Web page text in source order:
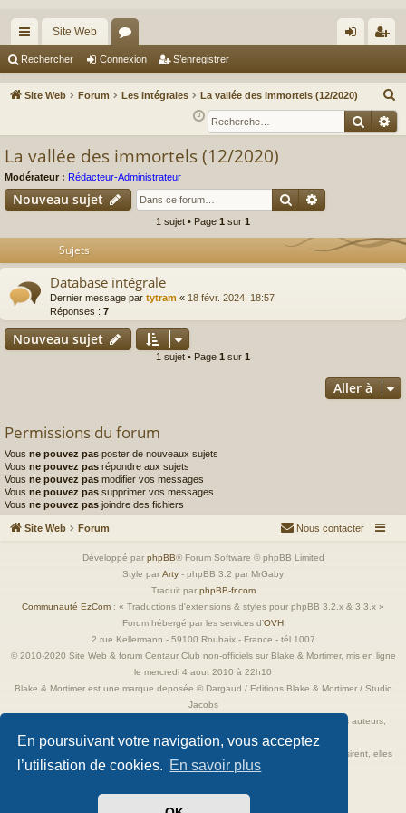
En poursuivant votre navigation, vous acceptez
l’utilisation de cookies. En savoir plus
cc
ès
Site Web
or
u ne
xi
nr
eg
Rechercher Connexion S’enregistrer
Site Web Forum Les intégrales La vallée des immortels (12/2020)
e
c
La vallée des immortels (12/2020)
Modérateur : Rédacteur-Administrateur
Nouveau sujet Rechercher
1 sujet • Page 1 sur 1
Sujets
Database intégrale
Dernier message par tytram « 18 févr. 2024, 18:57
Réponses : 7
Nouveau sujet
1 sujet • Page 1 sur 1
Aller à
Permissions du forum
Vous ne pouvez pas poster de nouveaux sujets
Vous ne pouvez pas répondre aux sujets
Vous ne pouvez pas modifier vos messages
Vous ne pouvez pas supprimer vos messages
Vous ne pouvez pas joindre des fichiers
Site Web Forum Nous contacter
Développé par phpBB® Forum Software © phpBB Limited
Style par Arty - phpBB 3.2 par MrGaby
Traduit par phpBB-fr.com
Communauté EzCom : « Traductions d'extensions & styles pour phpBB 3.2.x & 3.3.x »
Forum hébergé par les services d’OVH
2 rue Kellermann - 59100 Roubaix - France - tél 1007
© 2010-2020 Site Web & forum Centaur Club non-officiels sur Blake & Mortimer, mis en ligne
le mercredi 4 aout 2010 à 22h10
Blake & Mortimer est une marque deposée © Dargaud / Editions Blake & Mortimer / Studio
Jacobs
Toutes les images incluses dans ces pages sont la propriété exclusive de leurs auteurs,
ayant droits et/ou éditeurs.
Elles ne sont ici qu'à titre de référence ou d'illustration. Si les propriétaires le désirent, elles
seront retirées immédiatement.